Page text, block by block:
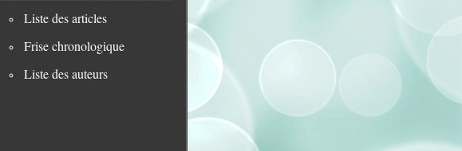
Liste des articles
Frise chronologique
Liste des auteurs